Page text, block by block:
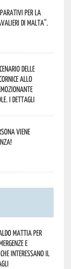
per la
DI MALTA”.
delle
allo
I dettagli
viene
Mattia per
e
interessano il